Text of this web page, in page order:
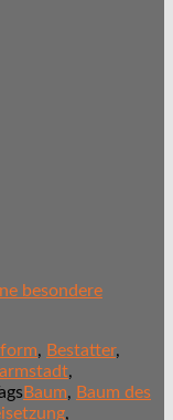
besondere
, Bestatter,
,
Baum, Baum des
,